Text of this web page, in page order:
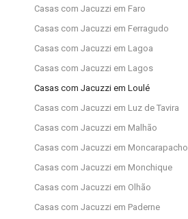
Casas com Jacuzzi em Faro
Casas com Jacuzzi em Ferragudo
Casas com Jacuzzi em Lagoa
Casas com Jacuzzi em Lagos
Casas com Jacuzzi em Loulé
Casas com Jacuzzi em Luz de Tavira
Casas com Jacuzzi em Malhão
Casas com Jacuzzi em Moncarapacho
Casas com Jacuzzi em Monchique
Casas com Jacuzzi em Olhão
Casas com Jacuzzi em Paderne